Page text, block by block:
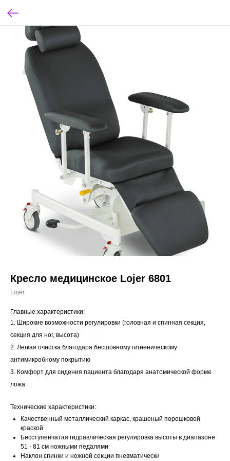
Кресло медицинское Lojer 6801
Lojer
Главные характеристики:
1. Широкие возможности регулировки (головная и спинная секция,
секция для ног, высота)
2. Легкая очистка благодаря бесшовному гигиеническому
антимикробному покрытию
3. Комфорт для сидения пациента благодаря анатомической форме
ложа
Технические характеристики:
Качественный металлический каркас, крашеный порошковой
краской
Бесступенчатая гидравлическая регулировка высоты в диапазоне
51 - 81 см ножными педалями
Наклон спинки и ножной секции пневматически